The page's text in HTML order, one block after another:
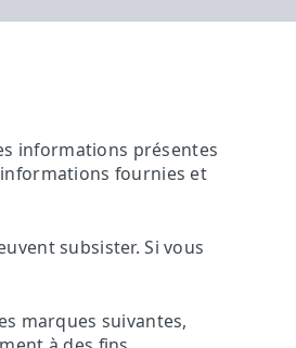
informations présentes
fournies et
subsister. Si vous
marques suivantes,